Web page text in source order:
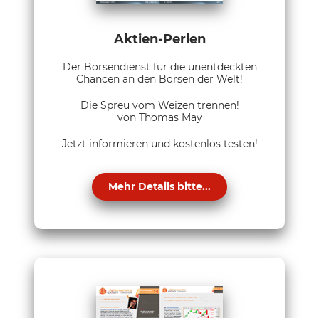
Aktien-Perlen
Der Börsendienst für die unentdeckten
Chancen an den Börsen der Welt!
Die Spreu vom Weizen trennen!
von Thomas May
Jetzt informieren und kostenlos testen!
Mehr Details bitte...